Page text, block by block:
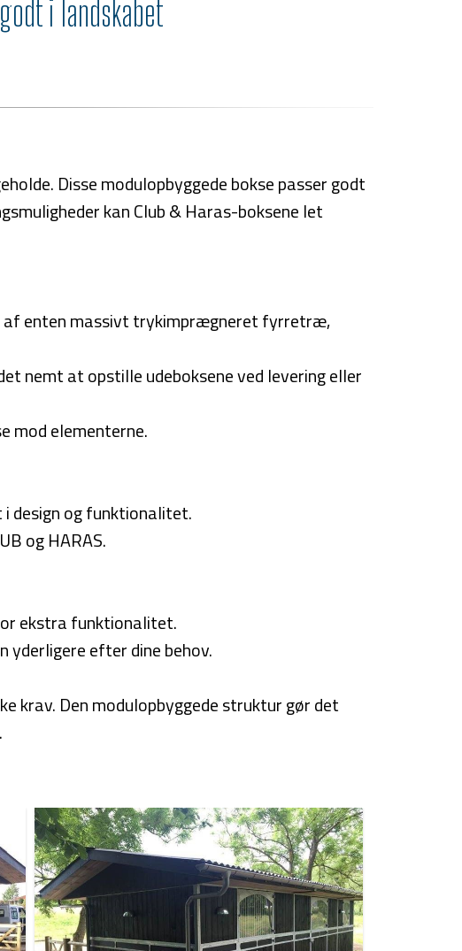
i landskabet
Disse modulopbyggede bokse passer godt
kan Club & Haras-boksene let
af enten massivt trykimprægneret fyrretræ,
nemt at opstille udeboksene ved levering eller
mod elementerne.
design og funktionalitet.
og HARAS.
ekstra funktionalitet.
yderligere efter dine behov.
krav. Den modulopbyggede struktur gør det